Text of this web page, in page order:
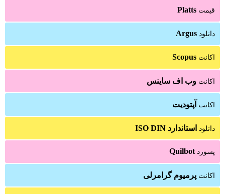
قیمت Platts
دانلود Argus
اکانت Scopus
اکانت وب اف ساینس
اکانت آپتودیت
دانلود استاندارد ISO DIN
پسوردQuilbot
اکانت پرمیوم گرامرلی